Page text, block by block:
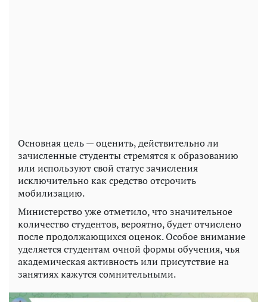
Основная цель — оценить, действительно ли
зачисленные студенты стремятся к образованию
или используют свой статус зачисления
исключительно как средство отсрочить
мобилизацию.
Министерство уже отметило, что значительное
количество студентов, вероятно, будет отчислено
после продолжающихся оценок. Особое внимание
уделяется студентам очной формы обучения, чья
академическая активность или присутствие на
занятиях кажутся сомнительными.